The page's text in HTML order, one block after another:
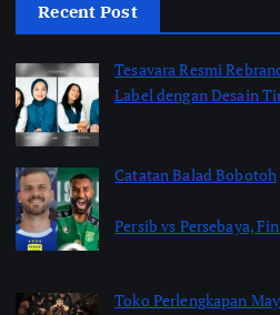
Recent Post
Tesavara Resmi
Label dengan Desain
Catatan Balad Bobotoh
Persib vs Persebaya,
Toko Perlengkapan